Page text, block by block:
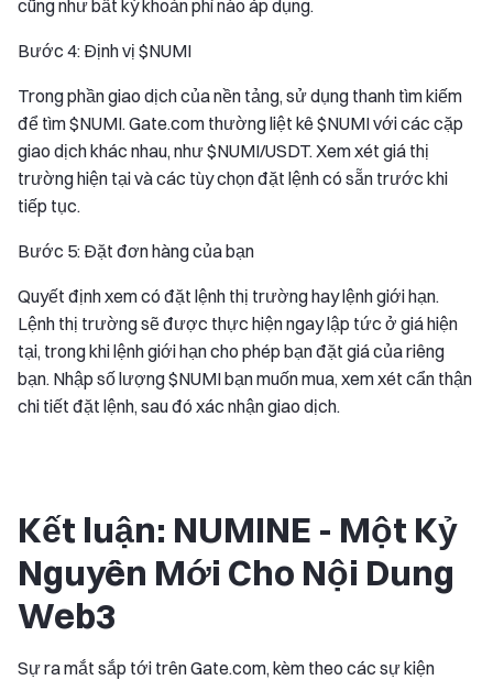
cũng như bất kỳ khoản phí nào áp dụng.
Bước 4: Định vị $NUMI
Trong phần giao dịch của nền tảng, sử dụng thanh tìm kiếm
để tìm $NUMI. Gate.com thường liệt kê $NUMI với các cặp
giao dịch khác nhau, như $NUMI/USDT. Xem xét giá thị
trường hiện tại và các tùy chọn đặt lệnh có sẵn trước khi
tiếp tục.
Bước 5: Đặt đơn hàng của bạn
Quyết định xem có đặt lệnh thị trường hay lệnh giới hạn.
Lệnh thị trường sẽ được thực hiện ngay lập tức ở giá hiện
tại, trong khi lệnh giới hạn cho phép bạn đặt giá của riêng
bạn. Nhập số lượng $NUMI bạn muốn mua, xem xét cẩn thận
chi tiết đặt lệnh, sau đó xác nhận giao dịch.
Kết luận: NUMINE - Một Kỷ
Nguyên Mới Cho Nội Dung
Web3
Sự ra mắt sắp tới trên Gate.com, kèm theo các sự kiện